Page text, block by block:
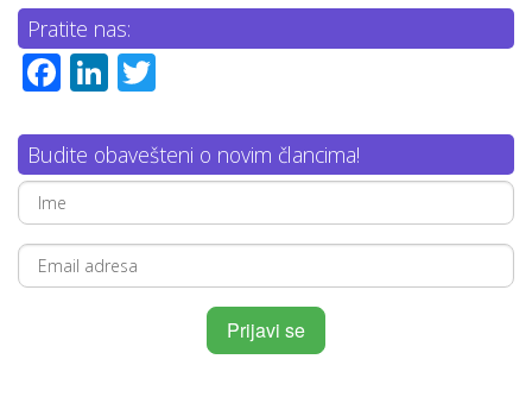
Pratite nas:
Facebook
LinkedIn
Budite obavešteni o novim člancima!